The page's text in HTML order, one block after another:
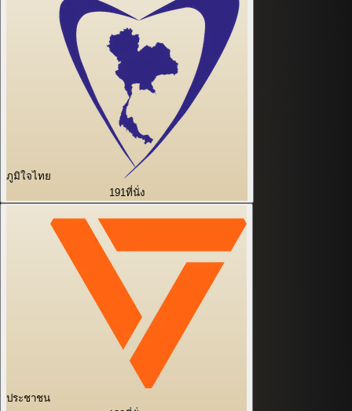
ภูมิใจไทย
191ที่นั่ง
ประชาชน